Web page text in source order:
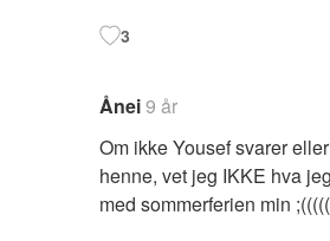
3
Ånei9 år
Om ikke Yousef svarer
henne, vet jeg IKKE hva
med sommerferien min